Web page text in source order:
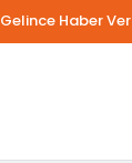
Gelince Haber Ver